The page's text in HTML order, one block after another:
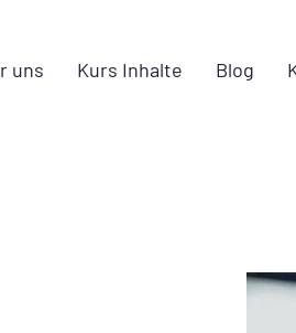
uns Kurs Inhalte Blog